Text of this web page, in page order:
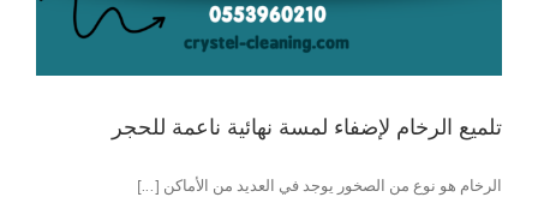
تلميع الرخام لإضفاء لمسة نهائية ناعمة للحجر
الرخام هو نوع من الصخور يوجد في العديد من الأماكن [...]